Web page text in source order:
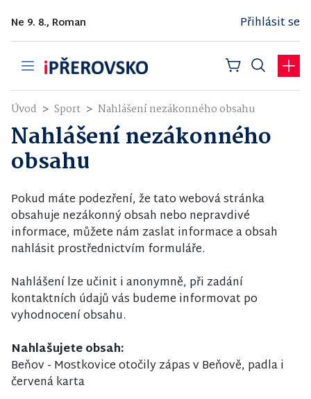
Ne 9. 8., Roman Přihlásit se
Úvod Sport Nahlášení nezákonného obsahu
Nahlášení nezákonného
obsahu
Pokud máte podezření, že tato webová stránka
obsahuje nezákonný obsah nebo nepravdivé
informace, můžete nám zaslat informace a obsah
nahlásit prostřednictvím formuláře.
Nahlášení lze učinit i anonymně, při zadání
kontaktních údajů vás budeme informovat po
vyhodnocení obsahu.
Nahlašujete obsah:
Beňov - Mostkovice otočily zápas v Beňově, padla i
červená karta